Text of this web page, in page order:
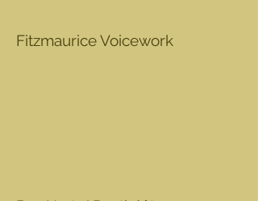
Fitzmaurice Voicework